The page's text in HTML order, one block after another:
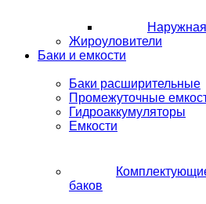
Жироуловители
Баки и емкости
Баки расширительные
Промежуточные
Гидроаккумуляторы
Емкости
баков